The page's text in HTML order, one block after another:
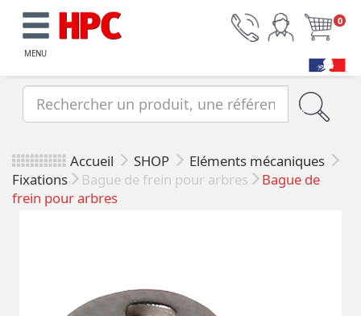
MENU
0
Accueil SHOP
Eléments mécaniques
Fixations
Bague de frein pour arbres
Bague de
frein pour arbres